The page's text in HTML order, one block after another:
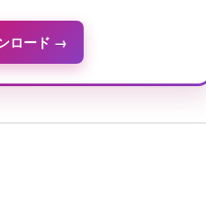
ロード →